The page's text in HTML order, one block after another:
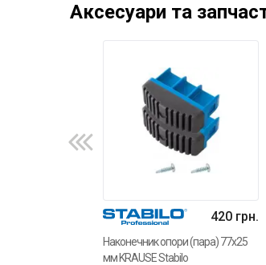
Аксесуари та
420 грн.
Наконечник опори (пара) 77x25
мм KRAUSE Stabilo